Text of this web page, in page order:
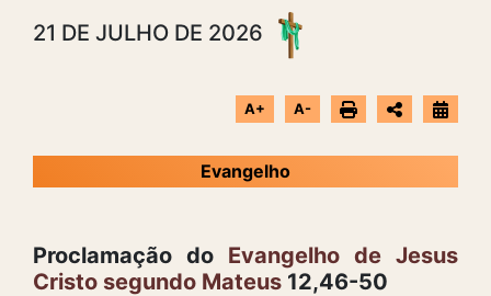
21 DE JULHO DE 2026
A+ A-
Evangelho
Proclamação do Evangelho de Jesus
Cristo segundo Mateus 12,46-50